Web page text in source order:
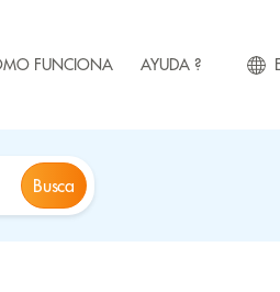
FUNCIONA AYUDA ?
Busca